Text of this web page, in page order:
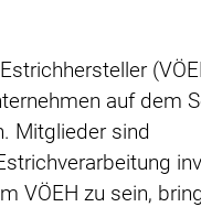
auf dem
Mitglieder sind
VÖEH zu sein,